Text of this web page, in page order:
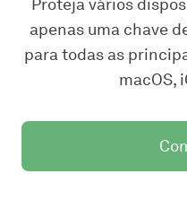
Proteja vários
apenas uma chave
para todas as
macOS,